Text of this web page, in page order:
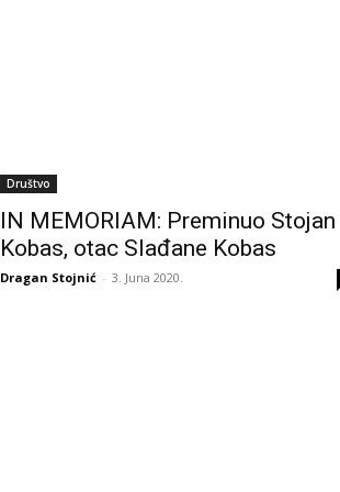
Društvo
IN MEMORIAM: Preminuo Stojan
Kobas, otac Slađane Kobas
Dragan Stojnić - 3. Juna 2020.